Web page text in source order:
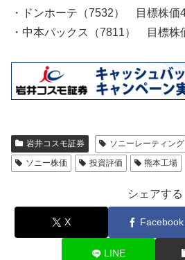
・ドンホーテ（7532） 目標株価
・中本パックス（7811） 目標
岩井コスモ証券 ソニーレーティング
ソニー株価
投資評価 熊本工場
シェアする
X Facebook
LINE